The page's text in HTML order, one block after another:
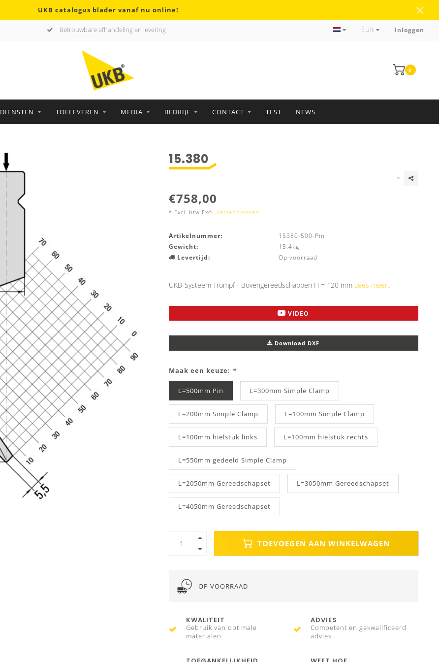
UKB catalogus blader vanaf nu online!
Betrouwbare afhandeling en levering Meer dan 35 jaar ervaringEUR Inloggen
0
DIENSTEN TOELEVEREN MEDIA BEDRIJF CONTACT TEST NEWS
15.380
€758,00
* Excl. btw Excl. Verzendkosten
Artikelnummer:
15380-500-Pin
Gewicht:
15.4kg
Levertijd:
Op voorraad
UKB-Systeem Trumpf - Bovengereedschappen H = 120 mm Lees meer..
VIDEO
Download DXF
Maak een keuze: *
L=500mm Pin L=300mm Simple Clamp
L=200mm Simple Clamp L=100mm Simple Clamp
L=100mm hielstuk links L=100mm hielstuk rechts
L=550mm gedeeld Simple Clamp
L=2050mm Gereedschapset L=3050mm Gereedschapset
L=4050mm Gereedschapset
TOEVOEGEN AAN WINKELWAGEN
OP VOORRAAD
KWALITEIT
Gebruik van optimale
materialen
ADVIES
Competent en gekwalificeerd
advies